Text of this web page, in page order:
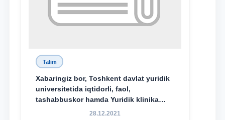
Talim
Xabaringiz bor, Toshkent davlat yuridik
universitetida iqtidorli, faol,
tashabbuskor hamda Yuridik klinika
faoliyatida o‘z bilim va ko‘nikmalarini
28.12.2021